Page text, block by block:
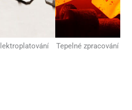
Tepelné zpracování